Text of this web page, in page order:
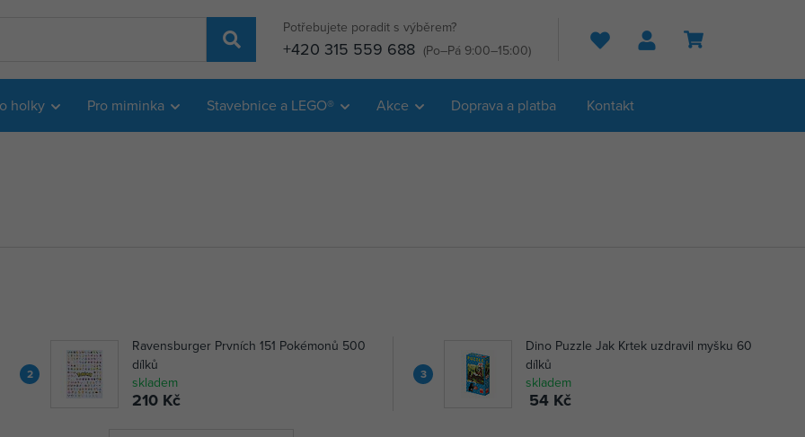
Potřebujete poradit s výběrem?
+420 315 559 688 (Po–Pá 9:00–15:00) Hledat
holky Pro miminka Stavebnice a LEGO® Akce Doprava a platba Kontakt
2
Ravensburger Prvních 151 Pokémonů 500
dílků
skladem
210 Kč
3
Dino Puzzle Jak Krtek uzdravil myšku 60
dílků
skladem
54 Kč